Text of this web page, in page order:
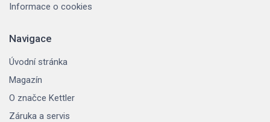
Informace o cookies
Navigace
Úvodní stránka
Magazín
O značce Kettler
Záruka a servis